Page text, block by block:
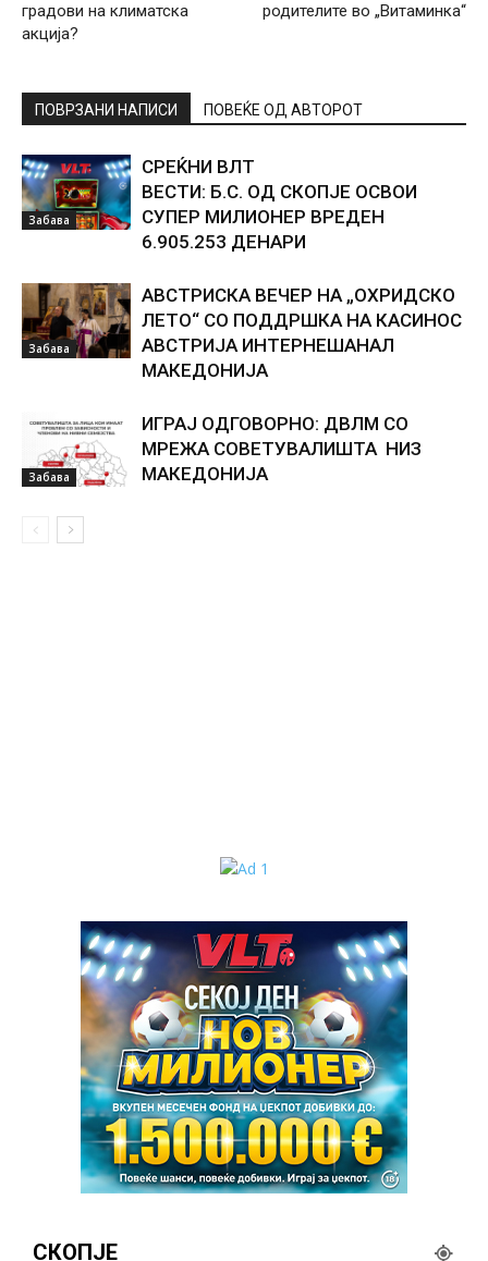
градови на климатска
акција?
родителите во „Витаминка“
ПОВРЗАНИ НАПИСИ ПОВЕЌЕ ОД АВТОРОТ
Забава
СРЕЌНИ ВЛТ
ВЕСТИ: Б.С. ОД СКОПЈЕ ОСВОИ
СУПЕР МИЛИОНЕР ВРЕДЕН
6.905.253 ДЕНАРИ
Забава
АВСТРИСКА ВЕЧЕР НА „ОХРИДСКО
ЛЕТО“ СО ПОДДРШКА НА КАСИНОС
АВСТРИЈА ИНТЕРНЕШАНАЛ
МАКЕДОНИЈА
Забава
ИГРАЈ ОДГОВОРНО: ДВЛМ СО
МРЕЖА СОВЕТУВАЛИШТА НИЗ
МАКЕДОНИЈА